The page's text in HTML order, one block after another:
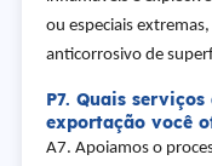
ou especiais
anticorrosivo de
P7. Quais
exportação você
A7. Apoiamos o